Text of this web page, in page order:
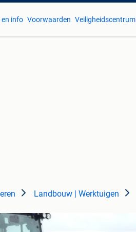
en info Voorwaarden Veiligheidscentrum
Landbouw | Werktuigen